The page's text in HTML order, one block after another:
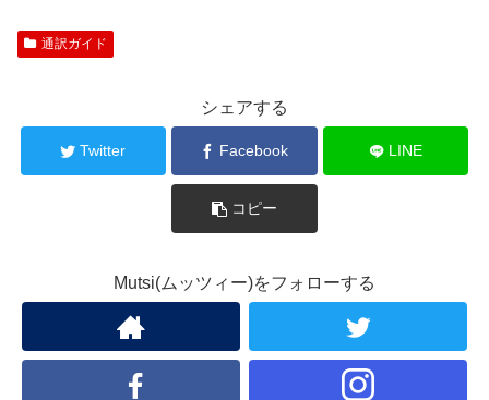
通訳ガイド
シェアする
Twitter Facebook LINE
コピー
Mutsi(ムッツィー)をフォローする